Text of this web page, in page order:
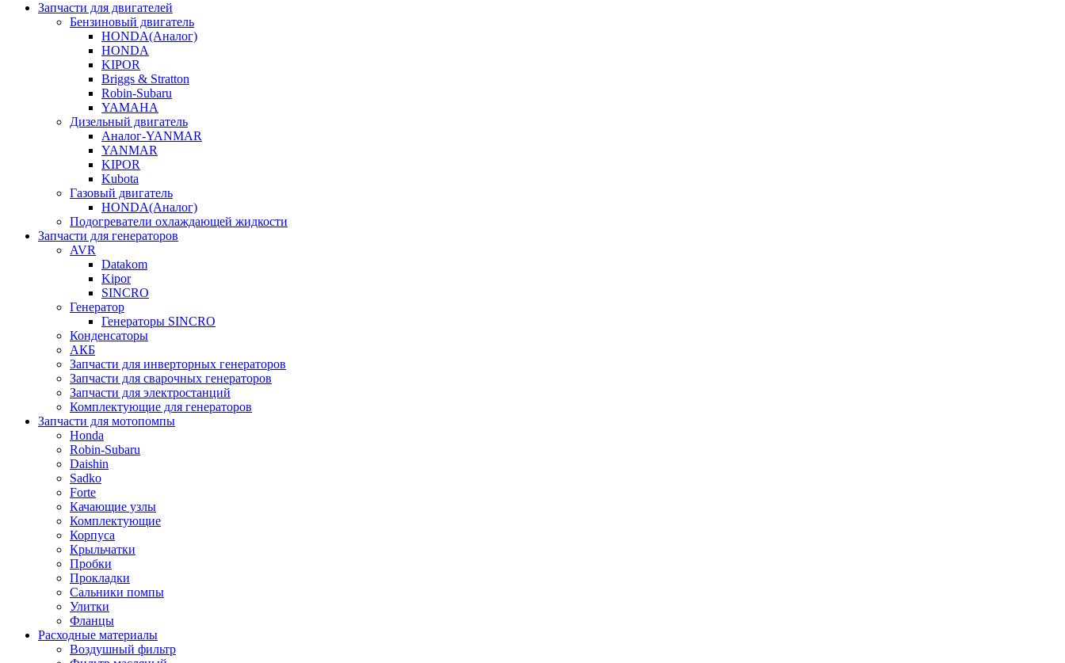
Запчасти для двигателей
Бензиновый двигатель
HONDA(Aналог)
HONDA
KIPOR
Briggs & Stratton
Robin-Subaru
YAMAHA
Дизельный двигатель
Аналог-YANMAR
YANMAR
KIPOR
Kubota
Газовый двигатель
HONDA(Aналог)
Подогреватели охлаждающей жидкости
Запчасти для генераторов
AVR
Datakom
Kipor
SINCRO
Генератор
Генераторы SINCRO
Конденсаторы
АКБ
Запчасти для инверторных генераторов
Запчасти для сварочных генераторов
Запчасти для электростанций
Комплектующие для генераторов
Запчасти для мотопомпы
Honda
Robin-Subaru
Daishin
Sadko
Forte
Качающие узлы
Комплектующие
Корпуса
Крыльчатки
Пробки
Прокладки
Сальники помпы
Улитки
Фланцы
Расходные материалы
Воздушный фильтр